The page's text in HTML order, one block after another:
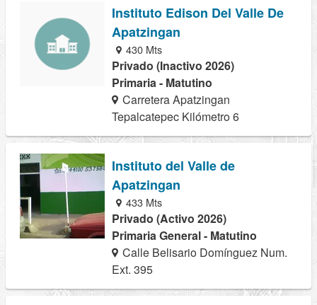
Instituto Edison Del Valle De
Apatzingan
430 Mts
Privado (Inactivo 2026)
Primaria - Matutino
Carretera Apatzingan
Tepalcatepec Kilómetro 6
Instituto del Valle de
Apatzingan
433 Mts
Privado (Activo 2026)
Primaria General - Matutino
Calle Belisario Domínguez Num.
Ext. 395